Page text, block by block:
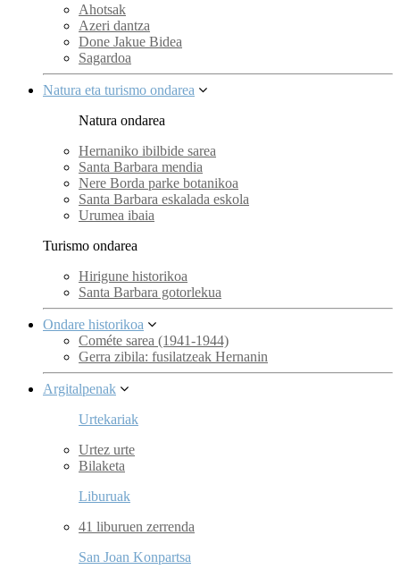
Ahotsak
Azeri dantza
Done Jakue Bidea
Sagardoa
Natura eta turismo ondarea
Natura ondarea
Hernaniko ibilbide sarea
Santa Barbara mendia
Nere Borda parke botanikoa
Santa Barbara eskalada eskola
Urumea ibaia
Turismo ondarea
Hirigune historikoa
Santa Barbara gotorlekua
Ondare historikoa
Cométe sarea (1941-1944)
Gerra zibila: fusilatzeak Hernanin
Argitalpenak
Urtekariak
Urtez urte
Bilaketa
Liburuak
41 liburuen zerrenda
San Joan Konpartsa